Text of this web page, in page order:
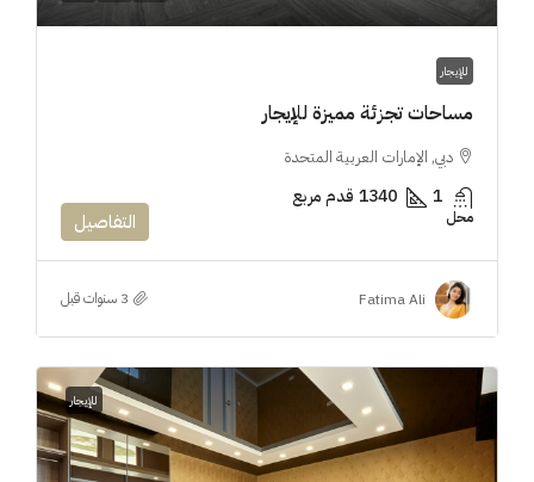
للإيجار
مساحات تجزئة مميزة للإيجار
دبي, الإمارات العربية المتحدة
1
1340 قدم مربع
محل التفاصيل
Fatima Ali
للإيجار